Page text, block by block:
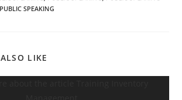
SPEAKING
LIKE